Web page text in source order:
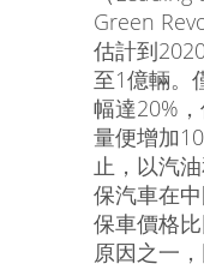
Green
估計到
至1億輛。
幅達20%
量便增加
止，以汽
保汽車在
保車價格
原因之一